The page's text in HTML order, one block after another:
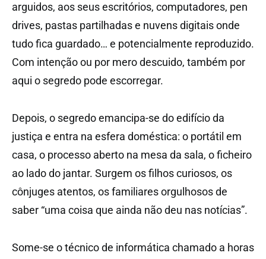
arguidos, aos seus escritórios, computadores, pen
drives, pastas partilhadas e nuvens digitais onde
tudo fica guardado… e potencialmente reproduzido.
Com intenção ou por mero descuido, também por
aqui o segredo pode escorregar.
Depois, o segredo emancipa-se do edifício da
justiça e entra na esfera doméstica: o portátil em
casa, o processo aberto na mesa da sala, o ficheiro
ao lado do jantar. Surgem os filhos curiosos, os
cônjuges atentos, os familiares orgulhosos de
saber “uma coisa que ainda não deu nas notícias”.
Some-se o técnico de informática chamado a horas